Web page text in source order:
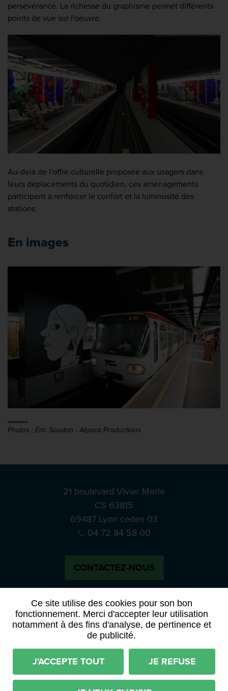
Ce site utilise des cookies pour son bon
fonctionnement. Merci d'accepter leur utilisation
notamment à des fins d'analyse, de pertinence et
de publicité.
J'ACCEPTE TOUT JE REFUSE
persévérance. La richesse du graphisme permet différents
points de vue sur l'oeuvre.
Au-delà de l'offre culturelle proposée aux usagers dans
leurs déplacements du quotidien, ces aménagements
participent à renforcer le confort et la luminosité des
stations.
En images
Photos : Éric Soudan - Alpaca Productions
21 boulevard Vivier Merle
CS 63815
69487 Lyon cedex 03
04 72 84 58 00
CONTACTEZ-NOUS
BlueskyNotre
APPELS À MANIFESTATION D’INTÉRÊT
ACTES ET DÉLIBÉRATIONS
Mentions légales RGPD
Plan du site
Déclaration d'accessibilité (partiellement conforme)